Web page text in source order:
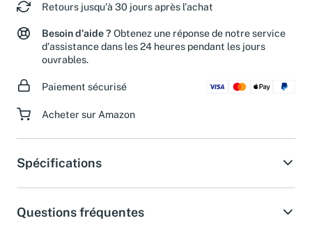
Retours jusqu'à 30 jours après l'achat
Besoin d'aide ? Obtenez une réponse de notre service
d'assistance dans les 24 heures pendant les jours
ouvrables.
Paiement sécurisé
Acheter sur Amazon
Spécifications
Questions fréquentes